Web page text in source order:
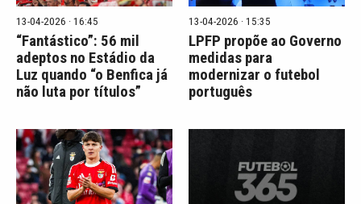
13-04-2026 · 16:45
“Fantástico”: 56 mil
adeptos no Estádio da
Luz quando “o Benfica já
não luta por títulos”
13-04-2026 · 15:35
LPFP propõe ao Governo
medidas para
modernizar o futebol
português